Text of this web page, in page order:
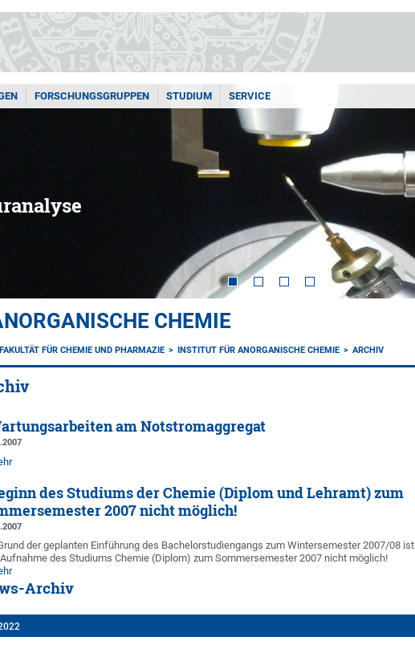
FORSCHUNGSGRUPPEN STUDIUM SERVICE
CHEMIE
FAKULTÄT FÜR CHEMIE UND PHARMAZIE INSTITUT FÜR ANORGANISCHE CHEMIE ARCHIV
am Notstromaggregat
des Studiums der Chemie (Diplom und Lehramt) zum
2007 nicht möglich!
der geplanten Einführung des Bachelorstudiengangs zum Wintersemester 2007/08 ist
des Studiums Chemie (Diplom) zum Sommersemester 2007 nicht möglich!
Archiv